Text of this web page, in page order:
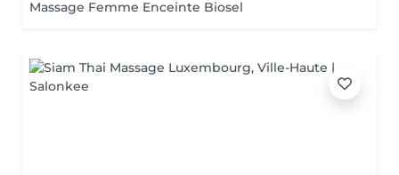
Massage Femme Enceinte Biosel